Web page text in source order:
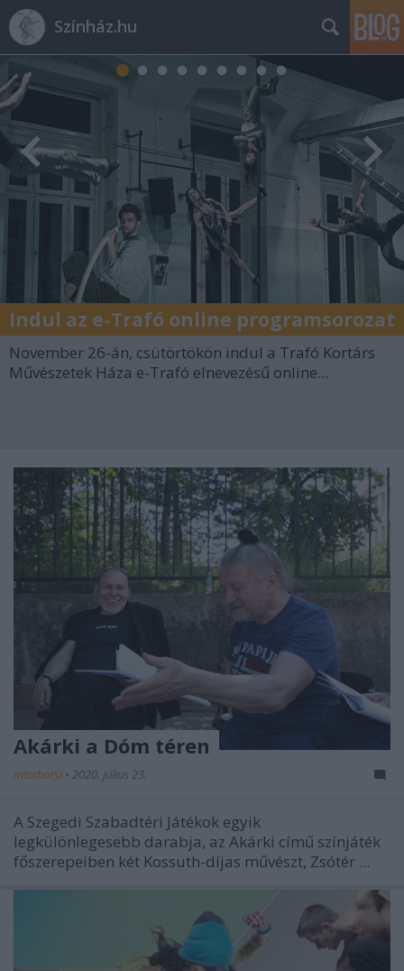
Színház.hu
Indul az e-Trafó online programsorozat
November 26-án, csütörtökön indul a Trafó Kortárs
Művészetek Háza e-Trafó elnevezésű online...
Akárki a Dóm téren
mtothorsi • 2020. július 23.
A Szegedi Szabadtéri Játékok egyik
legkülönlegesebb darabja, az Akárki című színjáték
főszerepeiben két Kossuth-díjas művészt, Zsótér ...